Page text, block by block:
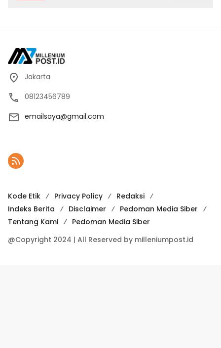
Jakarta
08123456789
emailsaya@gmail.com
Kode Etik Privacy Policy
Redaksi
Indeks Berita
Disclaimer
Pedoman Media Siber
Tentang Kami
Pedoman Media Siber
@Copyright 2024 | All Reserved by milleniumpost.id